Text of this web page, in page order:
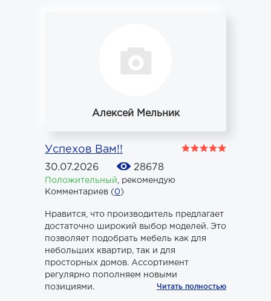
Алексей Мельник
Успехов Вам!!
30.07.2026 28678
Положительный
рекомендую
Комментариев (0)
Нравится, что производитель предлагает
достаточно широкий выбор моделей. Это
позволяет подобрать мебель как для
небольших квартир, так и для
просторных домов. Ассортимент
регулярно пополняем новыми
позициями.
Читать полностью